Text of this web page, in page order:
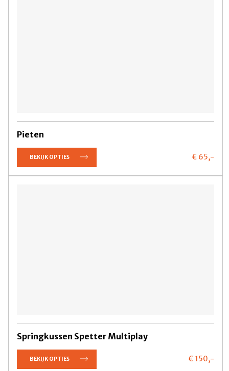
Pieten
BEKIJK OPTIES € 65,-
Springkussen Spetter Multiplay
BEKIJK OPTIES € 150,-